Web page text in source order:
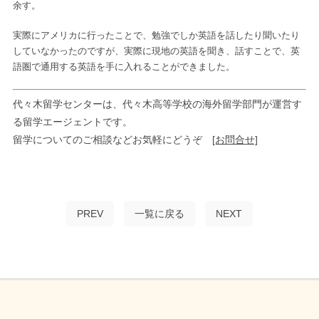
余す。
実際にアメリカに行ったことで、勉強でしか英語を話したり聞いたり
していなかったのですが、実際に現地の英語を聞き、話すことで、英
語圏で通用する英語を手に入れることができました。
代々木留学センターは、代々木高等学校の海外留学部門が運営す
る留学エージェントです。
留学についてのご相談などお気軽にどうぞ [お問合せ]
PREV 一覧に戻る NEXT